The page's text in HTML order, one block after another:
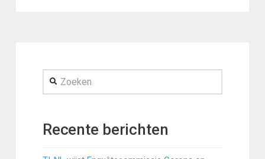
Zoeken
Recente berichten